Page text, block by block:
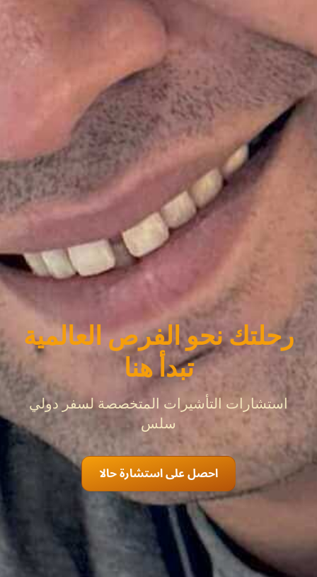
رحلتك نحو الفرص العالمية
تبدأ هنا
استشارات التأشيرات المتخصصة لسفر دولي
سلس
احصل على استشارة حالا